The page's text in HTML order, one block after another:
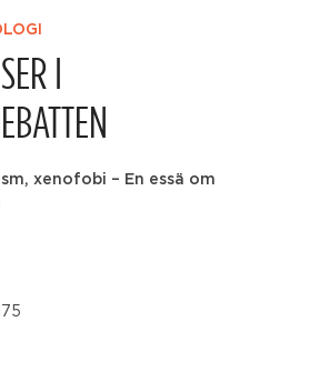
I
xenofobi – En essä om